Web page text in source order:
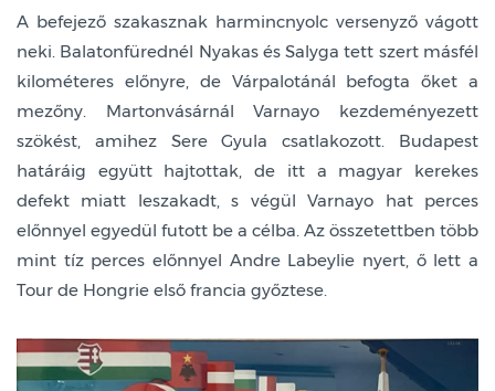
A befejező szakasznak harmincnyolc versenyző vágott
neki. Balatonfürednél Nyakas és Salyga tett szert másfél
kilométeres előnyre, de Várpalotánál befogta őket a
mezőny. Martonvásárnál Varnayo kezdeményezett
szökést, amihez Sere Gyula csatlakozott. Budapest
határáig együtt hajtottak, de itt a magyar kerekes
defekt miatt leszakadt, s végül Varnayo hat perces
előnnyel egyedül futott be a célba. Az összetettben több
mint tíz perces előnnyel Andre Labeylie nyert, ő lett a
Tour de Hongrie első francia győztese.